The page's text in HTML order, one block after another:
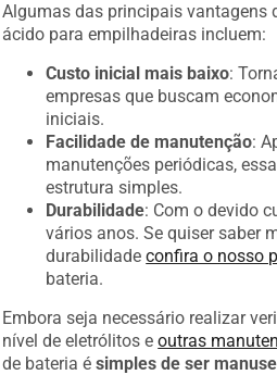
Algumas das principais vantagens
ácido para empilhadeiras incluem:
Custo inicial mais baixo:
empresas que buscam
iniciais.
Facilidade de manutenção:
manutenções periódicas,
estrutura simples.
Durabilidade: Com o devido
vários anos. Se quiser saber
durabilidadeconfira o nosso
bateria.
Embora seja necessário realizar
nível de eletrólitos eoutras
de bateria ésimples de ser